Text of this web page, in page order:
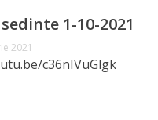
1-10-2021
2021
c36nIVuGlgk